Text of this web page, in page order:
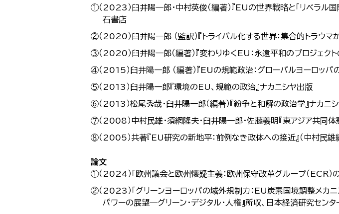
①（2023）臼井陽一郎・中村英俊（編著）『EUの世界戦略と「リベラル国
石書店
②（2020）臼井陽一郎 （監訳）『トライバル化する世界：集合的トラウ
③（2020）臼井陽一郎（編著）『変わりゆくEU：永遠平和のプロジェク
④（2015）臼井陽一郎 （編著）『EUの規範政治：グローバルヨーロッパ
⑤（2013）臼井陽一郎『環境のEU、規範の政治』ナカニシヤ出版
⑥（2013）松尾秀哉・臼井陽一郎（編著）『紛争と和解の政治学』ナカニ
⑦（2008）中村民雄・須網隆夫・臼井陽一郎・佐藤義明『東アジア共同
⑧（2005）共著『EU研究の新地平：前例なき政体への接近』（中村民雄
論文
①（2024）「欧州議会と欧州懐疑主義：欧州保守改革グループ（ECR）
②（2023）「グリーンヨーロッパの域外規制力：EU炭素国境調整メカ
パワーの展望―グリーン・デジタル・人権』所収、日本経済研究セン